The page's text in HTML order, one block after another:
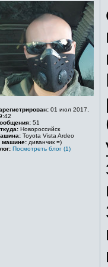
01 июл 2017,
51
Новороссийск
Toyota Vista Ardeo
машине: диванчик =)
Посмотреть блог (1)